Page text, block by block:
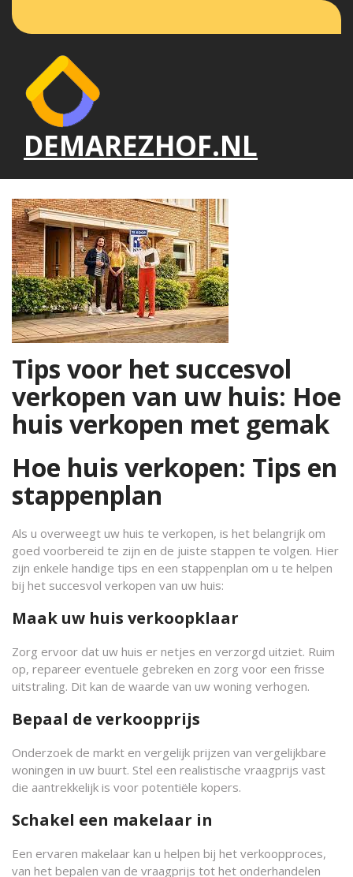
de
DEMAREZHOF.NL
Tips voor het succesvol
verkopen van uw huis: Hoe
huis verkopen met gemak
Hoe huis verkopen: Tips en
stappenplan
Als u overweegt uw huis te verkopen, is het belangrijk om
goed voorbereid te zijn en de juiste stappen te volgen. Hier
zijn enkele handige tips en een stappenplan om u te helpen
bij het succesvol verkopen van uw huis:
Maak uw huis verkoopklaar
Zorg ervoor dat uw huis er netjes en verzorgd uitziet. Ruim
op, repareer eventuele gebreken en zorg voor een frisse
uitstraling. Dit kan de waarde van uw woning verhogen.
Bepaal de verkoopprijs
Onderzoek de markt en vergelijk prijzen van vergelijkbare
woningen in uw buurt. Stel een realistische vraagprijs vast
die aantrekkelijk is voor potentiële kopers.
Schakel een makelaar in
Een ervaren makelaar kan u helpen bij het verkoopproces,
van het bepalen van de vraagprijs tot het onderhandelen